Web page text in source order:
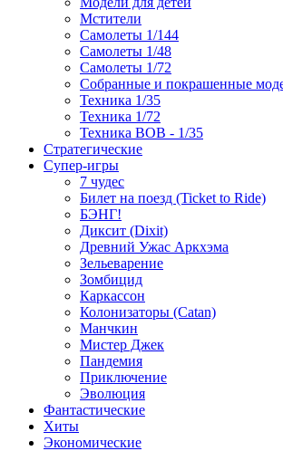
Мстители
Самолеты 1/144
Самолеты 1/48
Самолеты 1/72
Собранные и покрашенные
Техника 1/35
Техника 1/72
Техника ВОВ - 1/35
Стратегические
Супер-игры
7 чудес
Билет на поезд (Ticket to Ride)
БЭНГ!
Диксит (Dixit)
Древний Ужас Аркхэма
Зельеварение
Зомбицид
Каркассон
Колонизаторы (Catan)
Манчкин
Мистер Джек
Пандемия
Приключение
Эволюция
Фантастические
Хиты
Экономические